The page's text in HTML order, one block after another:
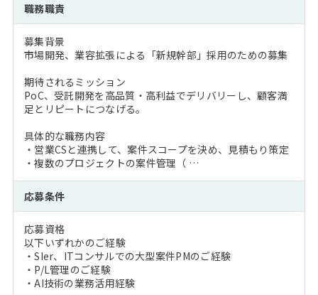
職務職責
募集背景
市場開発、業容拡張による「新規幹部」採用のための募集
期待されるミッション
PoC、受託開発を高品質・高利益でデリバリーし、顧客満
足とリピートにつなげる。
具体的な職務内容
・営業CSと連携して、案件スコープを決め、見積もり策定
・複数のプロジェクトの案件管理（ …
応募条件
応募資格
以下いずれかのご経験
・SIer、ITコンサルでの大型案件PMのご経験
・P/L管理のご経験
・AI技術の業務活用経験